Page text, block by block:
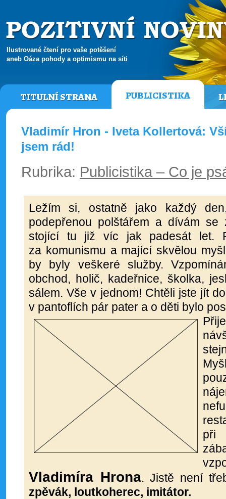
Ilustrované čtení pro vaše potěšení
aneb Oáza pohody a optimismu na síti
TITULNÍ STRANA PUBLICISTIKA
Vladimír Hron - Iveta Kollertová:
jsem rád!
Rubrika: Publicistika – Co je
Ležím si, ostatně jako každý
podepřenou polštářem a dívám
stojící tu již víc jak padesát let.
za komunismu a mající skvělou
by byly veškeré služby.
obchod, holič, kadeřnice, školka,
sálem. Vše v jednom! Chtěli jste jít
v pantoflích pár pater a o děti bylo
při
Vladimíra Hrona.Jistě není
zpěvák, loutkoherec, imitátor.